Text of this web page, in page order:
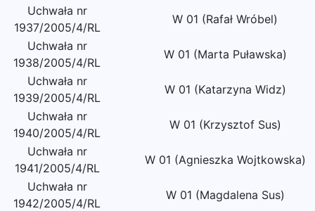
Uchwała nr
1937/2005/4/RL
W 01 (Rafał Wróbel)
Uchwała nr
1938/2005/4/RL
W 01 (Marta Puławska)
Uchwała nr
1939/2005/4/RL
W 01 (Katarzyna Widz)
Uchwała nr
1940/2005/4/RL
W 01 (Krzysztof Sus)
Uchwała nr
1941/2005/4/RL
W 01 (Agnieszka Wojtkowska)
Uchwała nr
1942/2005/4/RL
W 01 (Magdalena Sus)